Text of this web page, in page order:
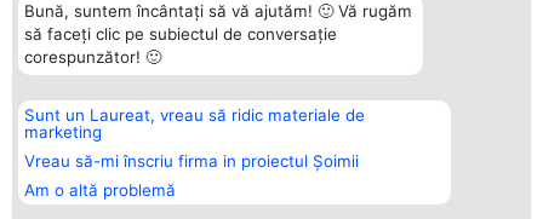
Bună, suntem încântați să vă ajutăm! 🙂 Vă rugăm
să faceți clic pe subiectul de conversație
corespunzător! 🙂
Sunt un Laureat, vreau să ridic materiale de
marketing
Vreau să-mi înscriu firma in proiectul Șoimii
Am o altă problemă
Organizator Ranking
BRIGHT SOLUTIONS BR SRL
Aleea Timisul De Sus 2 Bl. A30
Sc. A Et. 4 Ap. 13 Cod 061952
București
CUI 36737675
Plebiscyt
Lista Tuturor
Laureaților
Statut
Contact